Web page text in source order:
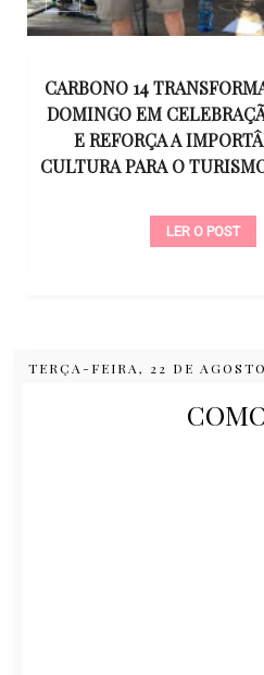
15 ANOS APÓS RACHA
JOVENS EM ILHÉUS,
DOS RESPONSÁVEIS
DEFINITIVA
LER O POST
TERÇA-FEIRA, 22 DE